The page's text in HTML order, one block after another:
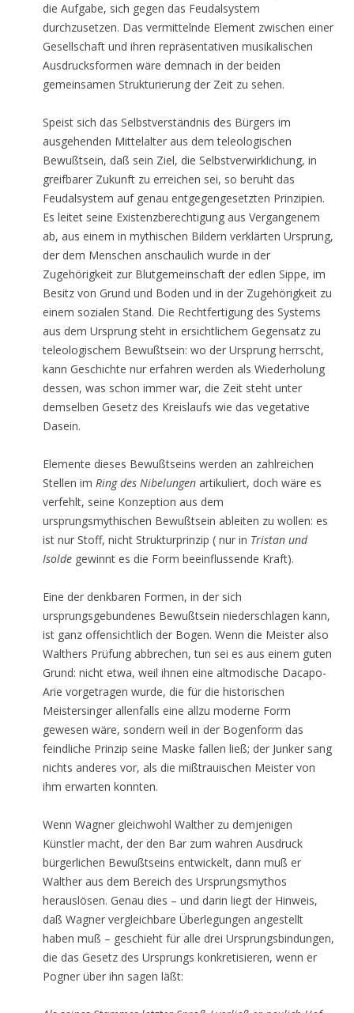
die Aufgabe, sich gegen das Feudalsystem
durchzusetzen. Das vermittelnde Element zwischen einer
Gesellschaft und ihren repräsentativen musikalischen
Ausdrucksformen wäre demnach in der beiden
gemeinsamen Strukturierung der Zeit zu sehen.
Speist sich das Selbstverständnis des Bürgers im
ausgehenden Mittelalter aus dem teleologischen
Bewußtsein, daß sein Ziel, die Selbstverwirklichung, in
greifbarer Zukunft zu erreichen sei, so beruht das
Feudalsystem auf genau entgegengesetzten Prinzipien.
Es leitet seine Existenzberechtigung aus Vergangenem
ab, aus einem in mythischen Bildern verklärten Ursprung,
der dem Menschen anschaulich wurde in der
Zugehörigkeit zur Blutgemeinschaft der edlen Sippe, im
Besitz von Grund und Boden und in der Zugehörigkeit zu
einem sozialen Stand. Die Rechtfertigung des Systems
aus dem Ursprung steht in ersichtlichem Gegensatz zu
teleologischem Bewußtsein: wo der Ursprung herrscht,
kann Geschichte nur erfahren werden als Wiederholung
dessen, was schon immer war, die Zeit steht unter
demselben Gesetz des Kreislaufs wie das vegetative
Dasein.
Elemente dieses Bewußtseins werden an zahlreichen
Stellen im Ring des Nibelungen artikuliert, doch wäre es
verfehlt, seine Konzeption aus dem
ursprungsmythischen Bewußtsein ableiten zu wollen: es
ist nur Stoff, nicht Strukturprinzip ( nur in Tristan und
Isolde gewinnt es die Form beeinflussende Kraft).
Eine der denkbaren Formen, in der sich
ursprungsgebundenes Bewußtsein niederschlagen kann,
ist ganz offensichtlich der Bogen. Wenn die Meister also
Walthers Prüfung abbrechen, tun sei es aus einem guten
Grund: nicht etwa, weil ihnen eine altmodische Dacapo-
Arie vorgetragen wurde, die für die historischen
Meistersinger allenfalls eine allzu moderne Form
gewesen wäre, sondern weil in der Bogenform das
feindliche Prinzip seine Maske fallen ließ; der Junker sang
nichts anderes vor, als die mißtrauischen Meister von
ihm erwarten konnten.
Wenn Wagner gleichwohl Walther zu demjenigen
Künstler macht, der den Bar zum wahren Ausdruck
bürgerlichen Bewußtseins entwickelt, dann muß er
Walther aus dem Bereich des Ursprungsmythos
herauslösen. Genau dies – und darin liegt der Hinweis,
daß Wagner vergleichbare Überlegungen angestellt
haben muß – geschieht für alle drei Ursprungsbindungen,
die das Gesetz des Ursprungs konkretisieren, wenn er
Pogner über ihn sagen läßt: